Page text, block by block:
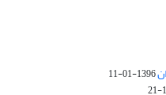
1396-01-11